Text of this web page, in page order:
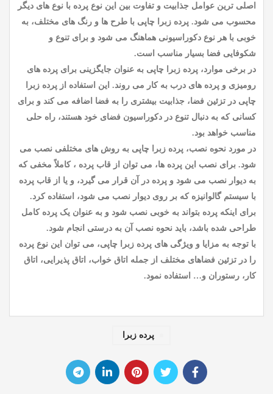
اصلی ترین عوامل جذابیت و تفاوت بین این نوع پرده با نوع های دیگر
محسوب می شود. پرده زبرا چاپی با طرح ها و رنگ های مختلف، به
خوبی با هر نوع دکوراسیونی هماهنگ می شود و برای تنوع و
شکوفایی فضا بسیار مناسب است.
در برخی موارد، پرده زبرا چاپی به عنوان جایگزینی برای پرده های
رومیزی و پرده های درب به کار می روند. این استفاده از پرده زبرا
چاپی در تزئین فضا، جذابیت بیشتری را به فضا اضافه می کند و برای
کسانی که به دنبال تنوع در دکوراسیون فضای خود هستند، راه حلی
مناسب خواهد بود.
در مورد نحوه نصب، پرده زبرا چاپی به روش های مختلفی نصب می
شود. برای نصب این پرده ها، می توان از قاب پرده ، کاملاً مخفی که
به دیوار نصب می شود و پرده در آن قرار می گیرد، و یا از قاب پرده
با سیستم گالوانیزه که بر روی دیوار نصب می شود، استفاده کرد.
برای اینکه پرده بتواند به خوبی نصب شود و به عنوان یک پرده کامل
طراحی شده باشد، باید نحوه نصب آن به درستی انجام شود.
با توجه به مزایا و ویژگی های پرده زبرا چاپی، می توان این نوع پرده
را در تزئین فضاهای مختلف از جمله اتاق خواب، اتاق پذیرایی، اتاق
کار، رستوران و… استفاده نمود.
پرده زبرا